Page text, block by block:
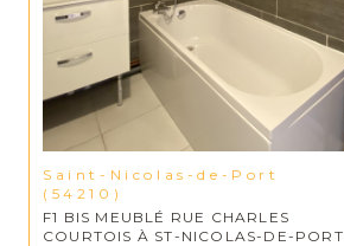
Saint-Nicolas-de-Port
(54210)
F1 BIS MEUBLÉ RUE CHARLES
COURTOIS À ST-NICOLAS-DE-PORT